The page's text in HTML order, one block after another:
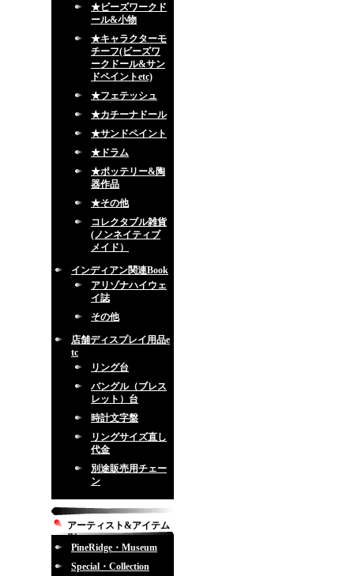
★ビーズワークド
ール&小物
★キャラクターモ
チーフ(ビーズワ
ークドール&サン
ドペイントetc)
★フェテッシュ
★カチーナドール
★サンドペイント
★ドラム
★ポッテリー&陶
器作品
★その他
コレクタブル雑貨
(ノンネイティブ
メイド）
インディアン関連Book
アリゾナハイウェ
イ誌
その他
店舗ディスプレイ用品e
tc
リング台
バングル（ブレス
レット）台
時計文字盤
リングサイズ直し
代金
別途販売用チェー
ン
アーティスト&アイテム
別
PineRidge・Museum
Special・Collection